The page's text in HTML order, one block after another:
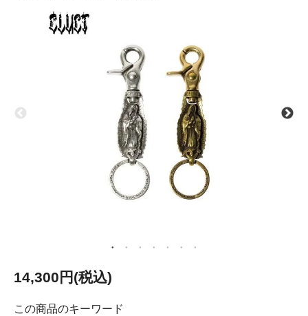
14,300円(税込)
この商品のキーワード